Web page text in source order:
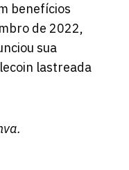
benefícios
de 2022,
sua
lastreada